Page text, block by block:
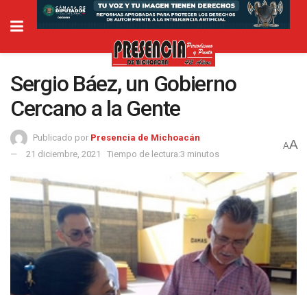
Sergio Báez, un Gobierno
Cercano a la Gente
Publicado por Presencia de Michoacán
21 diciembre, 2021
Tiempo de lectura:3 minutos
AA